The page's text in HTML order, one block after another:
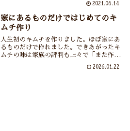
来年はここに「味噌漬け」も加えてらっき
ょう漬け四天王を形成したき所存。臭いと
言いながら毎年楽しんでいます。
2021.06.14
家にあるものだけではじめてのキ
ムチ作り
人生初のキムチを作りました。ほぼ家にあ
るものだけで作れました。できあがったキ
ムチの味は家族の評判も上々で「また作っ
個人的にはちょっと、いやかなりの改良点
2026.01.22